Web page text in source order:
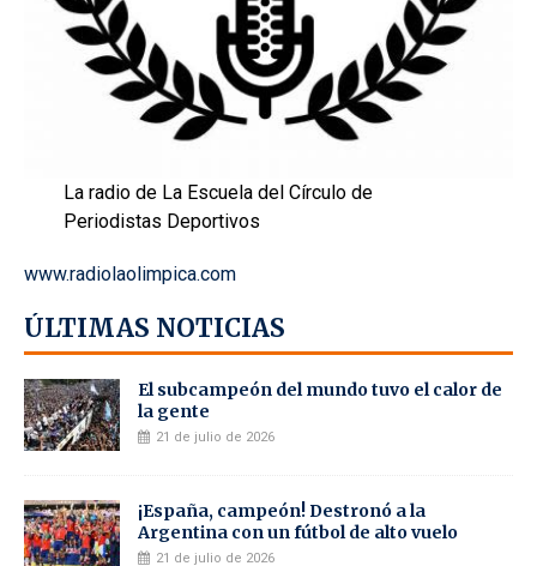
La radio de La Escuela del Círculo de
Periodistas Deportivos
www.radiolaolimpica.com
ÚLTIMAS NOTICIAS
El subcampeón del mundo tuvo el calor de
la gente
21 de julio de 2026
¡España, campeón! Destronó a la
Argentina con un fútbol de alto vuelo
21 de julio de 2026